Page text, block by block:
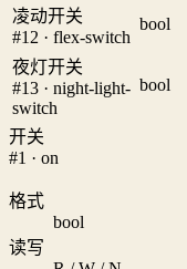
凌动开关
#12 · flex-switch
bool
夜灯开关
#13 · night-light-
switch
bool
开关
#1 · on
格式
bool
读写